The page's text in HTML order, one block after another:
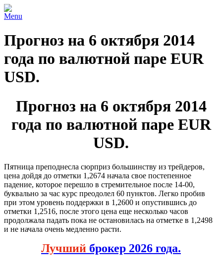
Menu
Прогноз на 6 октября 2014
года по валютной паре EUR
USD.
Прогноз на 6 октября 2014
года по валютной паре EUR
USD.
Пятница преподнесла сюрприз большинству из трейдеров,
цена дойдя до отметки 1,2674 начала свое постепенное
падение, которое перешло в стремительное после 14-00,
буквально за час курс преодолел 60 пунктов. Легко пробив
при этом уровень поддержки в 1,2600 и опустившись до
отметки 1,2516, после этого цена еще несколько часов
продолжала падать пока не остановилась на отметке в 1,2498
и не начала очень медленно расти.
Лучший брокер 2026 года.